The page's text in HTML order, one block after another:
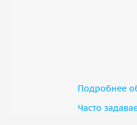
Подробнее
Часто